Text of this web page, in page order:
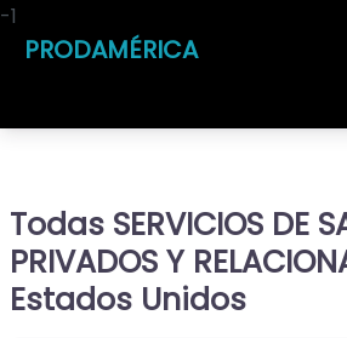
PRODAMÉRICA
Todas SERVICIOS DE
PRIVADOS Y
Estados Unidos
-1